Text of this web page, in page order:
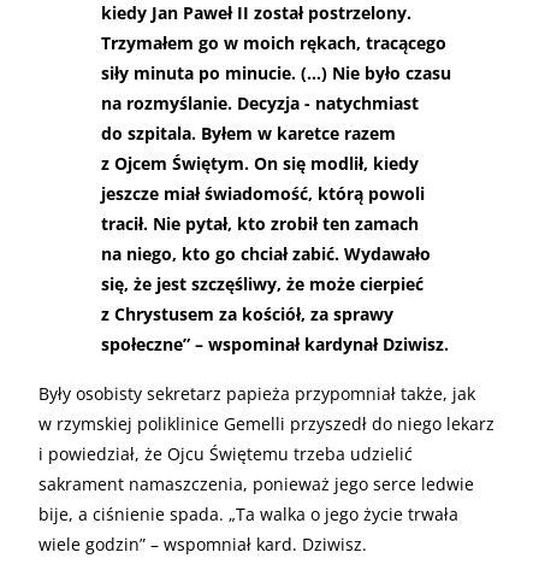
kiedy Jan Paweł II został postrzelony.
Trzymałem go w moich rękach, tracącego
siły minuta po minucie. (…) Nie było czasu
na rozmyślanie. Decyzja - natychmiast
do szpitala. Byłem w karetce razem
z Ojcem Świętym. On się modlił, kiedy
jeszcze miał świadomość, którą powoli
tracił. Nie pytał, kto zrobił ten zamach
na niego, kto go chciał zabić. Wydawało
się, że jest szczęśliwy, że może cierpieć
z Chrystusem za kościół, za sprawy
społeczne” – wspominał kardynał Dziwisz.
Były osobisty sekretarz papieża przypomniał także, jak
w rzymskiej poliklinice Gemelli przyszedł do niego lekarz
i powiedział, że Ojcu Świętemu trzeba udzielić
sakrament namaszczenia, ponieważ jego serce ledwie
bije, a ciśnienie spada. „Ta walka o jego życie trwała
wiele godzin” – wspomniał kard. Dziwisz.